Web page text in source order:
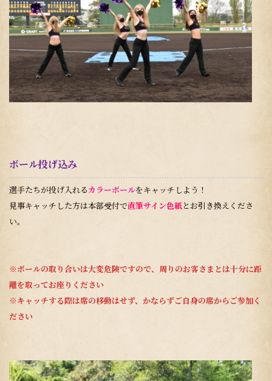
ボール投げ込み
選手たちが投げ入れるカラーボールをキャッチしよう！
見事キャッチした方は本部受付で直筆サイン色紙とお引き換えくださ
い。
※ボールの取り合いは大変危険ですので、周りのお客さまとは十分に距
離を取ってお座りください
※キャッチする際は席の移動はせず、かならずご自身の席からご参加く
ださい